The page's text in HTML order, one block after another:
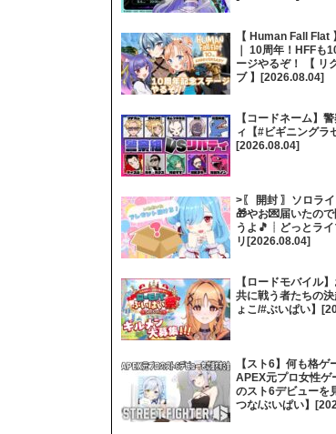
【 Human Fall Flat
｜ 10周年！HFFも
ージやるぞ！ 【 リ
ブ 】[2026.08.04]
【コードネーム】
ィ【#ビギニングラ
[2026.08.04]
>〖 開封 〗ソロラ
🎁やお💌届いたの
うよ🎵┊どっとライ
リ[2026.08.04]
【ロードモバイル
共に戦う者たちの
ょこ/#ぶいぱい】
【スト6】何も格ゲ
APEX元プロ女性ゲ
のスト6デビューを
つな/ぶいぱい】